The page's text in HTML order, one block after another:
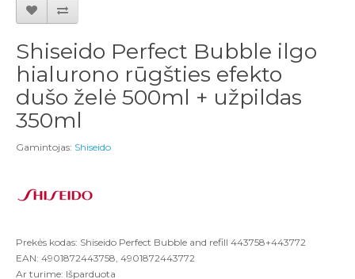
Shiseido Perfect Bubble ilgo
hialurono rūgšties efekto
dušo želė 500ml + užpildas
350ml
Gamintojas: Shiseido
Prekės kodas: Shiseido Perfect Bubble and refill 443758+443772
EAN: 4901872443758, 4901872443772
Ar turime: Išparduota